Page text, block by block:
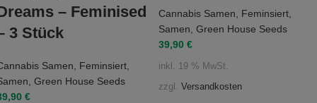
– Feminised
3 Stück
Samen Feminsiert
Green House Seeds
€
Cannabis Samen Feminsiert
Samen Green House Seeds
39,90 €
inkl. 19 % MwSt.
zzgl. Versandkosten